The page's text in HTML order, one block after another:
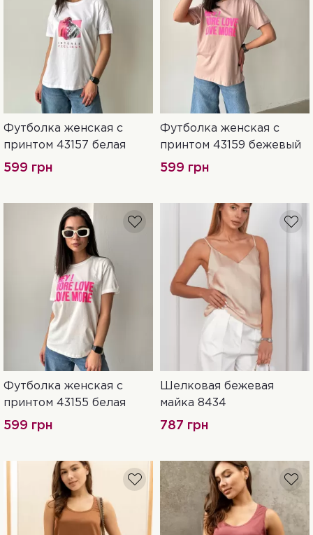
42 44
Футболка женская с
принтом 43157 белая
599 грн
42 44
Футболка женская с
принтом 43159 бежевый
599 грн
42
Футболка женская с
принтом 43155 белая
599 грн
42 44 46
Шелковая бежевая
майка 8434
787 грн